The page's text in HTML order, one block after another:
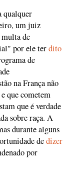
qualquer
um juiz
de
por ele terdito
de
na França não
que cometem
que é verdade
sobre raça. A
durante alguns
dedizer
por